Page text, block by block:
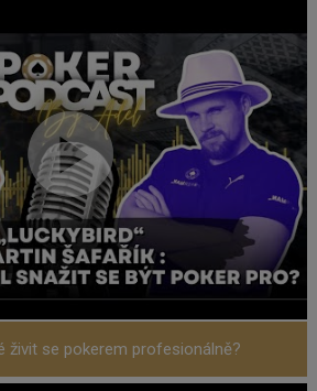
živit se pokerem profesionálně?